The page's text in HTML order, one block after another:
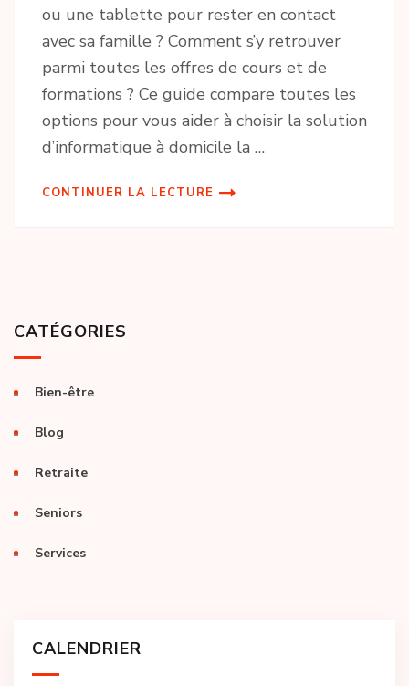
ou une tablette pour rester en contact
avec sa famille ? Comment s’y retrouver
parmi toutes les offres de cours et de
formations ? Ce guide compare toutes les
options pour vous aider à choisir la solution
d’informatique à domicile la …
CONTINUER LA LECTURE
CATÉGORIES
Bien-être
Blog
Retraite
Seniors
Services
CALENDRIER